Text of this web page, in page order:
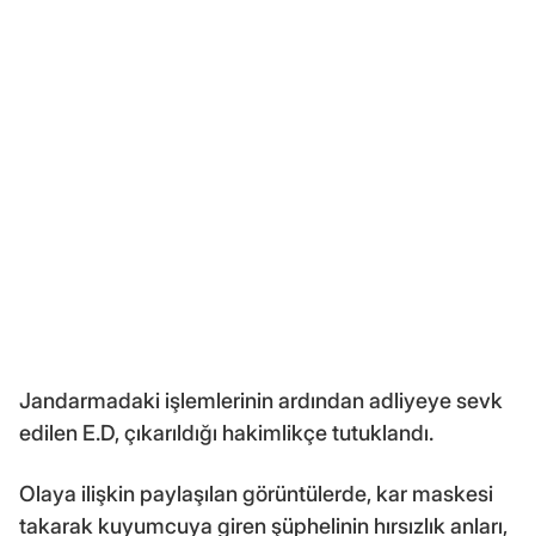
Jandarmadaki işlemlerinin ardından adliyeye sevk
edilen E.D, çıkarıldığı hakimlikçe tutuklandı.
Olaya ilişkin paylaşılan görüntülerde, kar maskesi
takarak kuyumcuya giren şüphelinin hırsızlık anları,